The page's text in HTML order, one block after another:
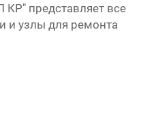
КР" представляет все
и узлы для ремонта